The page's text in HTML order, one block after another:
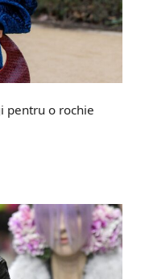
pentru o rochie